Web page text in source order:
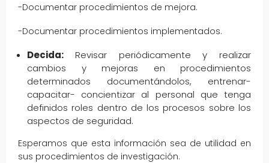
-Documentar procedimientos de mejora.
-Documentar procedimientos implementados.
Decida: Revisar periódicamente y realizar
cambios y mejoras en procedimientos
determinados documentándolos, entrenar-
capacitar- concientizar al personal que tenga
definidos roles dentro de los procesos sobre los
aspectos de seguridad.
Esperamos que esta información sea de utilidad en
sus procedimientos de investigación.